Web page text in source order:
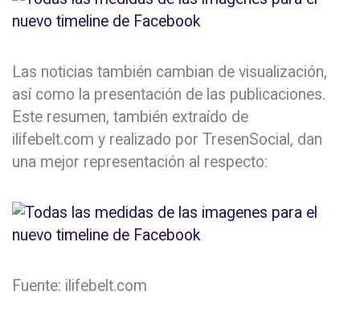
Las noticias también cambian de visualización,
así como la presentación de las publicaciones.
Este resumen, también extraído de
ilifebelt.com y realizado por TresenSocial, dan
una mejor representación al respecto:
Fuente: ilifebelt.com